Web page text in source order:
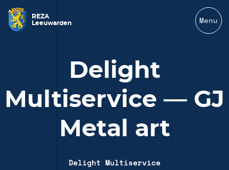
REZA
Leeuwarden
Menu
Delight
Multiservice — GJ
Metal art
Delight Multiservice